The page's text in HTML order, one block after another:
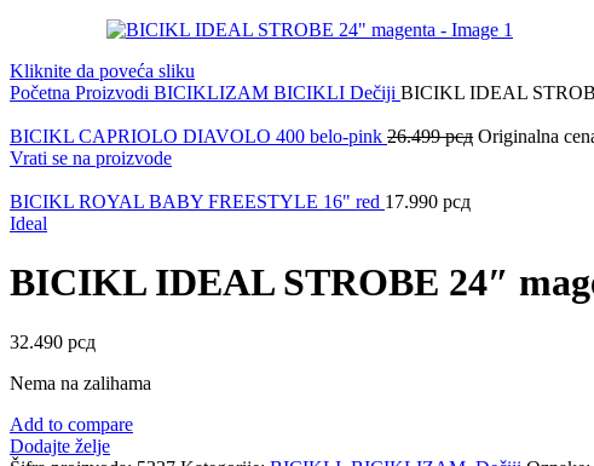
Kliknite da poveća sliku
Početna Proizvodi BICIKLIZAM BICIKLI Dečiji BICIKL IDEAL
BICIKL CAPRIOLO DIAVOLO 400 belo-pink 26.499рсд Originalna
Vrati se na proizvode
BICIKL ROYAL BABY FREESTYLE 16" red 17.990 рсд
Ideal
BICIKL IDEAL STROBE 24″
32.490 рсд
Nema na zalihama
Add to compare
Dodajte želje